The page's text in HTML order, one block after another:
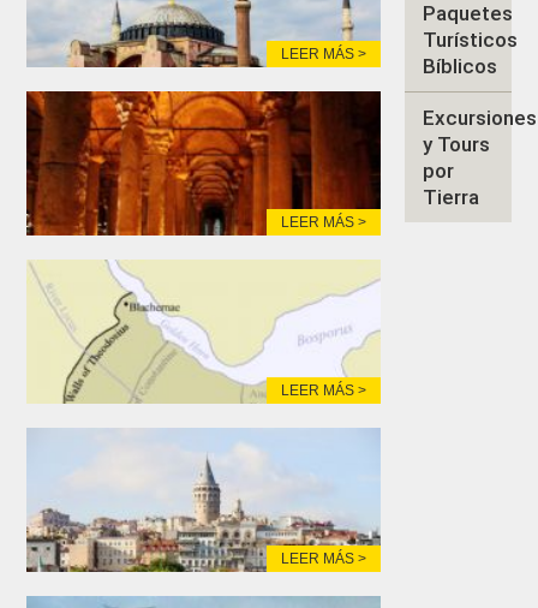
LEER MÁS >
LEER MÁS >
LEER MÁS >
LEER MÁS >
Paquetes
Turísticos
Bíblicos
Excursiones
y Tours
por
Tierra